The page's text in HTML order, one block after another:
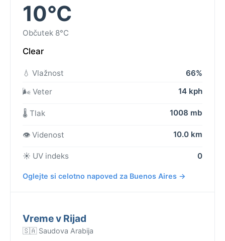
10°C
Občutek 8°C
Clear
💧 Vlažnost
66%
🌬️ Veter
14 kph
🌡️ Tlak 1008 mb
👁️ Videnost 10.0 km
☀️ UV indeks 0
Oglejte si celotno napoved za Buenos Aires →
Vreme v Rijad
🇸🇦 Saudova Arabija